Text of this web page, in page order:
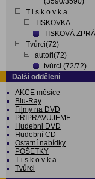
T i s k o v k a
TISKOVKA
TISKOVÁ
Tvůrci(72)
autoři(72)
tvůrci (72/72)
Další oddělení
AKCE měsíce
Blu-Ray
Filmy na DVD
PŘIPRAVUJEME
Hudebni DVD
Hudební CD
Ostatní nabídky
POŠETKY
T i s k o v k a
Tvůrci